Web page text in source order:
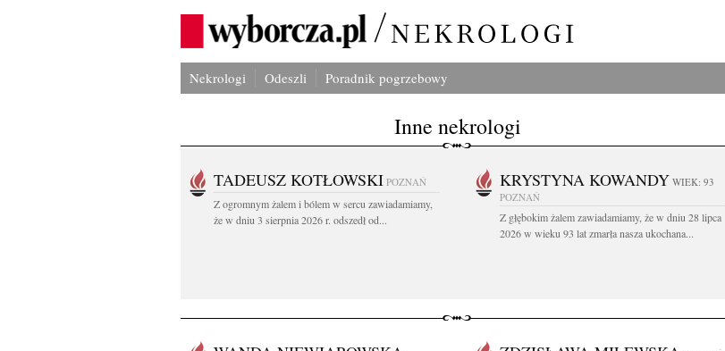
Nekrologi Odeszli Poradnik pogrzebowy
Inne nekrologi
TADEUSZ KOTŁOWSKI POZNAŃ
Z ogromnym żalem i bólem w sercu zawiadamiamy,
że w dniu 3 sierpnia 2026 r. odszedł od...
KRYSTYNA KOWANDY WIEK: 93
POZNAŃ
Z głębokim żalem zawiadamiamy, że w dniu 28 lipca
2026 w wieku 93 lat zmarła nasza ukochana...